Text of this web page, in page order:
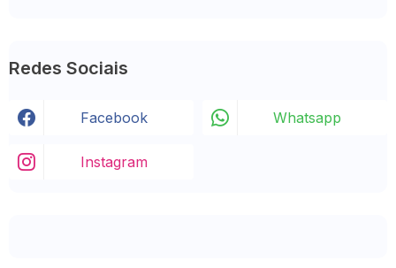
Redes Sociais
Facebook Whatsapp
Instagram